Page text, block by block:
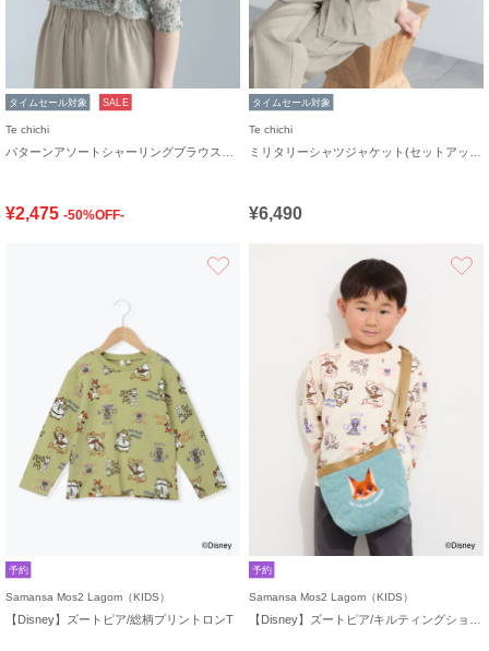
タイムセール対象 SALE
Te chichi
¥2,475 -50%OFF-
タイムセール対象
Te chichi
¥6,490
予約
Samansa Mos2 Lagom（KIDS）
【Disney】ズートピア/総柄プリントロンT
予約
Samansa Mos2 Lagom（KIDS）